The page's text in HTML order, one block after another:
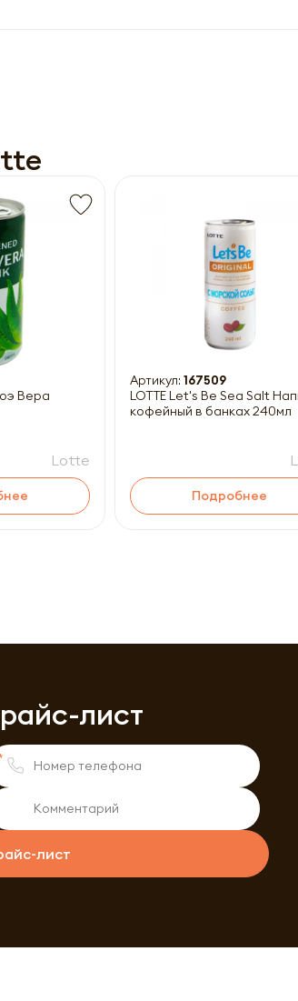
Вера
Lotte
Артикул: 167509
LOTTE Let's Be Sea Salt
кофейный в банках 240мл
Подробнее
лист
лист
Получить прайс-
к заполнению